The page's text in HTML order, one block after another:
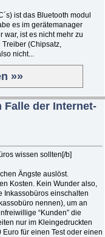
ist das Bluetooth modul
es im gerätemanager
war, ist es nicht mehr zu
(Chipsatz,
nicht...
»»
Falle der Internet-
wissen sollten[/b]
Ängste auslöst.
Kosten. Kein Wunder also,
Inkassobüros einschalten
nennen), um an
“Kunden” die
nur im Kleingedruckten
für einen Test oder einen